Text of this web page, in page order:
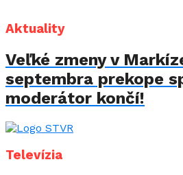
Aktuality
Veľké zmeny v
septembra prekope
moderátor končí!
Televízia